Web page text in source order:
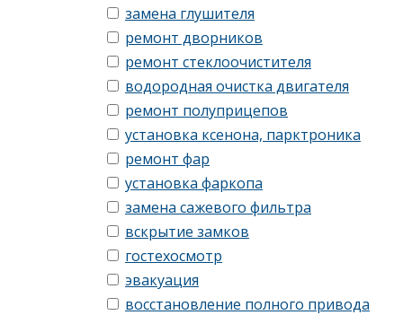
замена глушителя
ремонт дворников
ремонт стеклоочистителя
водородная очистка двигателя
ремонт полуприцепов
установка ксенона, парктроника
ремонт фар
установка фаркопа
замена сажевого фильтра
вскрытие замков
гостехосмотр
эвакуация
восстановление полного привода